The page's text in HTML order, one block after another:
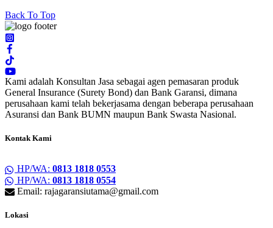
Back To Top
Kami adalah Konsultan Jasa sebagai agen pemasaran produk
General Insurance (Surety Bond) dan Bank Garansi, dimana
perusahaan kami telah bekerjasama dengan beberapa perusahaan
Asuransi dan Bank BUMN maupun Bank Swasta Nasional.
Kontak Kami
HP/WA: 0813 1818 0553
HP/WA: 0813 1818 0554
Email: rajagaransiutama@gmail.com
Lokasi